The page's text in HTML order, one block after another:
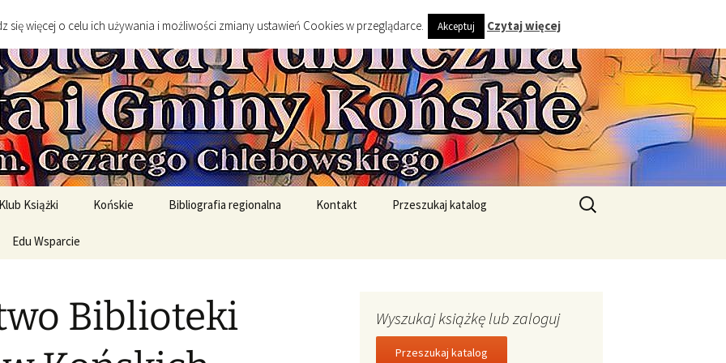
Miasta i Gminy
Książki
DKK
Końskie Bibliografia regionalna
Środowisko geograficzne
Historia
Kontakt Przeszukaj katalog
Edu Wsparcie
English Original Books /
Wersje oryginalne
Szukaj:
Biblioteki
Wyszukaj książkę lub zaloguj
się więcej o celu ich używania i możliwości zmiany ustawień Cookies w przeglądarce. Akceptuj Czytaj więcej